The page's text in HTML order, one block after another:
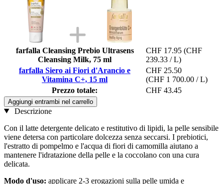
farfalla Cleansing Prebio Ultrasens
Cleansing Milk, 75 ml
CHF 17.95 (CHF
239.33 / L)
farfalla Siero ai Fiori d'Arancio e
Vitamina C+, 15 ml
CHF 25.50
(CHF 1 700.00 / L)
Prezzo totale:
CHF 43.45
Aggiungi entrambi nel carrello
Descrizione
Con il latte detergente delicato e restitutivo di lipidi, la pelle sensibile
viene detersa con particolare dolcezza senza seccarsi. I prebiotici,
l'estratto di pompelmo e l'acqua di fiori di camomilla aiutano a
mantenere l'idratazione della pelle e la coccolano con una cura
delicata.
Modo d'uso: applicare 2-3 erogazioni sulla pelle umida e